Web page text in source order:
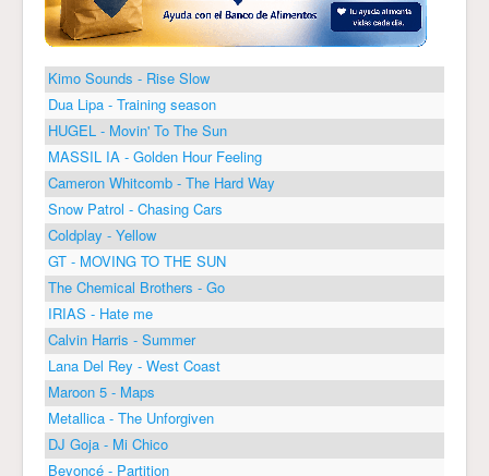
Kimo Sounds - Rise Slow
Dua Lipa - Training season
HUGEL - Movin' To The Sun
MASSIL IA - Golden Hour Feeling
Cameron Whitcomb - The Hard Way
Snow Patrol - Chasing Cars
Coldplay - Yellow
GT - MOVING TO THE SUN
The Chemical Brothers - Go
IRIAS - Hate me
Calvin Harris - Summer
Lana Del Rey - West Coast
Maroon 5 - Maps
Metallica - The Unforgiven
DJ Goja - Mi Chico
Beyoncé - Partition